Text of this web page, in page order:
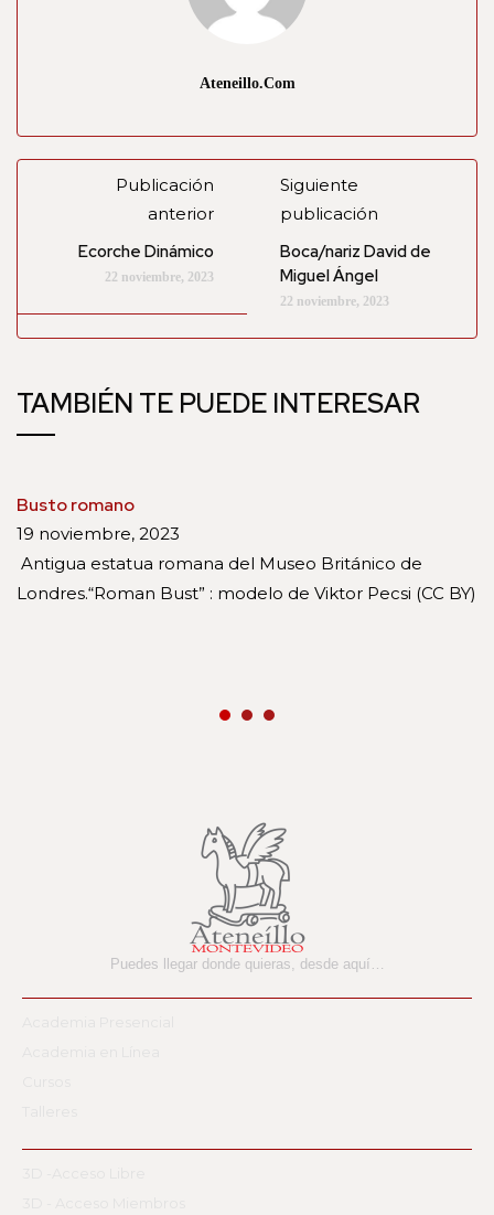
Ateneillo.com
Publicación
anterior
Ecorche Dinámico
22 noviembre, 2023
Siguiente
publicación
Boca/nariz David de
Miguel Ángel
22 noviembre, 2023
TAMBIÉN TE PUEDE INTERESAR
Busto romano
19 noviembre, 2023
Antigua estatua romana del Museo Británico de
Londres.“Roman Bust” : modelo de Viktor Pecsi (CC BY)
Puedes llegar donde quieras, desde aquí…